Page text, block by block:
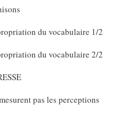
du vocabulaire 1/2
du vocabulaire 2/2
pas les perceptions